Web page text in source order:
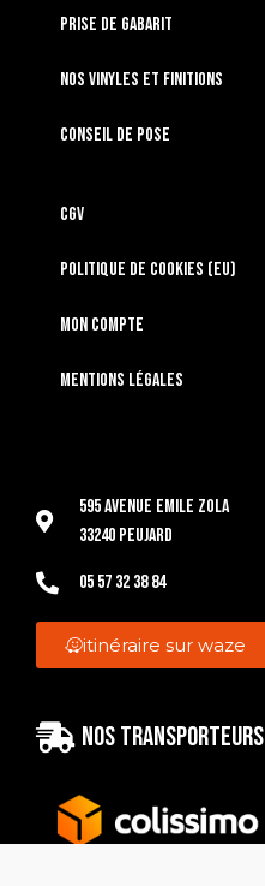
Prise de gabarit
Nos vinyles et finitions
Conseil de pose
CGV
Politique de cookies (EU)
Mon compte
Mentions légales
595 Avenue Emile Zola
33240 Peujard
05 57 32 38 84
itinéraire sur waze
Nos transporteurs